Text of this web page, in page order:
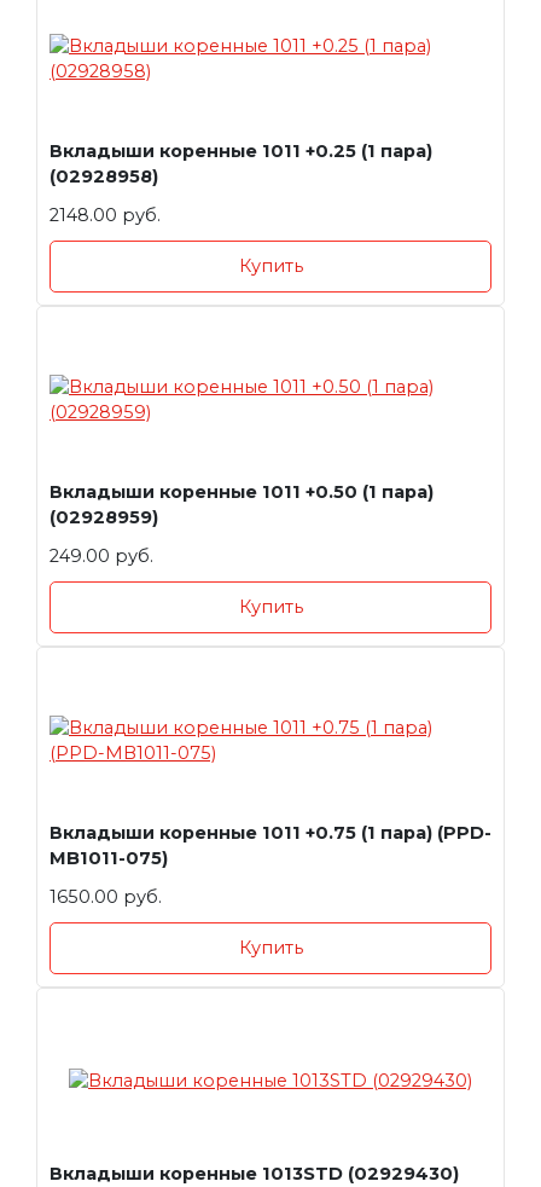
Вкладыши коренные 1011 +0.25 (1 пара)
(02928958)
2148.00 руб.
Купить
Вкладыши коренные 1011 +0.50 (1 пара)
(02928959)
249.00 руб.
Купить
Вкладыши коренные 1011 +0.75 (1 пара) (PPD-
MB1011-075)
1650.00 руб.
Купить
Вкладыши коренные 1013STD (02929430)